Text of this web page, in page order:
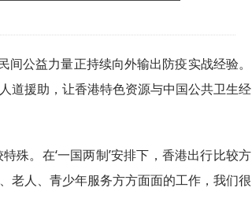
公益力量正持续向外输出防疫实战经验。
道援助，让香港特色资源与中国公共卫生经
殊。在‘一国两制’安排下，香港出行比较方
老人、青少年服务方方面面的工作，我们很